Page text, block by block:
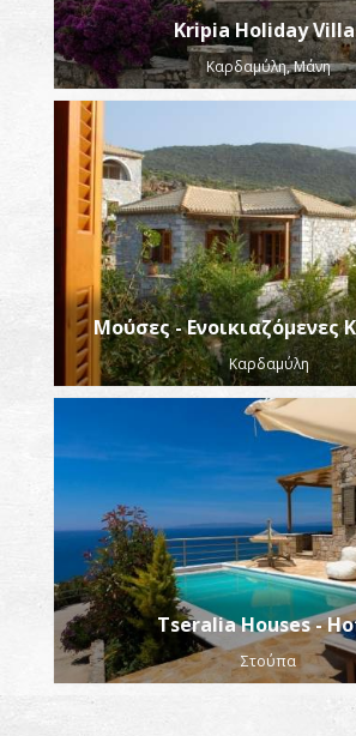
Kripia Holiday
Καρδαμύλη, Μάνη
Μούσες - Ενοικιαζόμενες
Καρδαμύλη
Tseralia Houses -
Στούπα